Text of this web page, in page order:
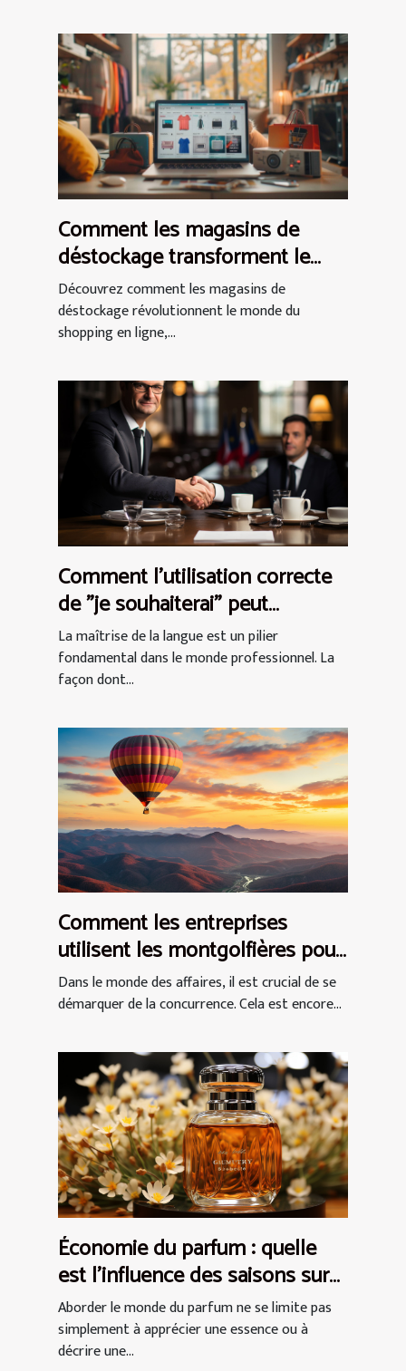
Comment les magasins de
déstockage transforment le
shopping en ligne
Découvrez comment les magasins de
déstockage révolutionnent le monde du
shopping en ligne,...
Comment l'utilisation correcte
de "je souhaiterai" peut
influencer la perception
professionnelle
La maîtrise de la langue est un pilier
fondamental dans le monde professionnel. La
façon dont...
Comment les entreprises
utilisent les montgolfières pour
se démarquer
Dans le monde des affaires, il est crucial de se
démarquer de la concurrence. Cela est encore...
Économie du parfum : quelle
est l'influence des saisons sur
les ventes de fragrances
Aborder le monde du parfum ne se limite pas
simplement à apprécier une essence ou à
décrire une...